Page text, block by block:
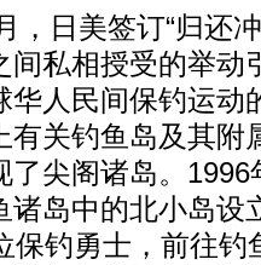
日美签订“归还冲
间私相授受的举动
华人民间保钓运动
有关钓鱼岛及其附
了尖阁诸岛。
诸岛中的北小岛设
保钓勇士，前往钓